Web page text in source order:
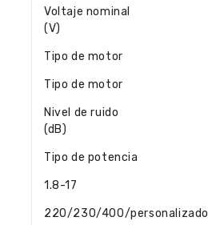
Voltaje nominal
(V)
Tipo de motor
Tipo de motor
Nivel de ruido
(dB)
Tipo de potencia
1.8-17
220/230/400/personalizado